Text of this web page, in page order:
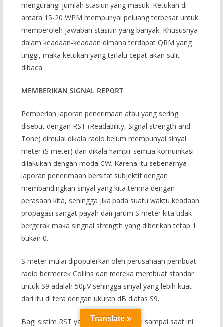
mengurangi jumlah stasiun yang masuk. Ketukan di
antara 15-20 WPM mempunyai peluang terbesar untuk
memperoleh jawaban stasiun yang banyak. Khususnya
dalam keadaan-keadaan dimana terdapat QRM yang
tinggi, maka ketukan yang terlalu cepat akan sulit
dibaca.
MEMBERIKAN SIGNAL REPORT
Pemberian laporan penerimaan atau yang sering
disebut dengan RST (Readability, Signal strength and
Tone) dimulai dikala radio belum mempunyai sinyal
meter (S meter) dan dikala hampir semua komunikasi
dilakukan dengan moda CW. Karena itu sebenarnya
laporan penerimaan bersifat subjektif dengan
membandingkan sinyal yang kita terima dengan
perasaan kita, sehingga jika pada suatu waktu keadaan
propagasi sangat payah dan jarum S meter kita tidak
bergerak maka singnal strength yang diberikan tetap 1
bukan 0.
S meter mulai dipopulerkan oleh perusahaan pembuat
radio bermerek Collins dan mereka membuat standar
untuk S9 adalah 50μV sehingga sinyal yang lebih kuat
dari itu di tera dengan ukuran dB diatas S9.
Bagi sistim RST yang masih kita pakai sampai saat ini
Translate »